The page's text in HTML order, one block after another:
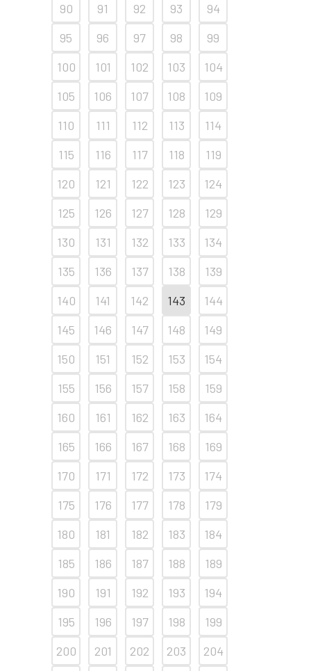
90
91 92 93
94
95
96 97 98
99
100
101 102 103
104
105
106 107 108
109
110
111 112 113
114
115
116 117 118
119
120
121 122 123
124
125
126 127 128
129
130
131 132 133
134
135
136 137 138
139
140
141 142 143
144
145
146 147 148
149
150
151 152 153
154
155
156 157 158
159
160
161 162 163
164
165
166 167 168
169
170
171 172 173
174
175
176 177 178
179
180
181 182 183
184
185
186 187 188
189
190
191 192 193
194
195
196 197 198
199
200
201 202 203
204